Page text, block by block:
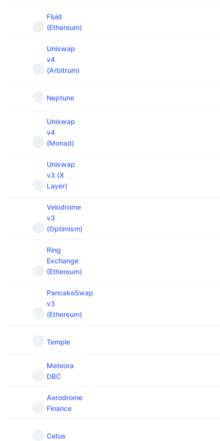
Fluid
(Ethereum)
Uniswap
v4
(Arbitrum)
Neptune
Uniswap
v4
(Monad)
Uniswap
v3 (X
Layer)
Velodrome
v3
(Optimism)
Ring
Exchange
(Ethereum)
PancakeSwap
v3
(Ethereum)
Temple
Meteora
DBC
Aerodrome
Finance
Cetus